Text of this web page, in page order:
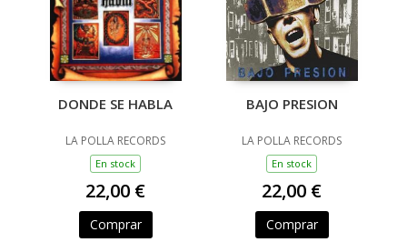
DONDE SE HABLA
LA POLLA RECORDS
En stock
22,00 €
Comprar
BAJO PRESION
LA POLLA RECORDS
En stock
22,00 €
Comprar